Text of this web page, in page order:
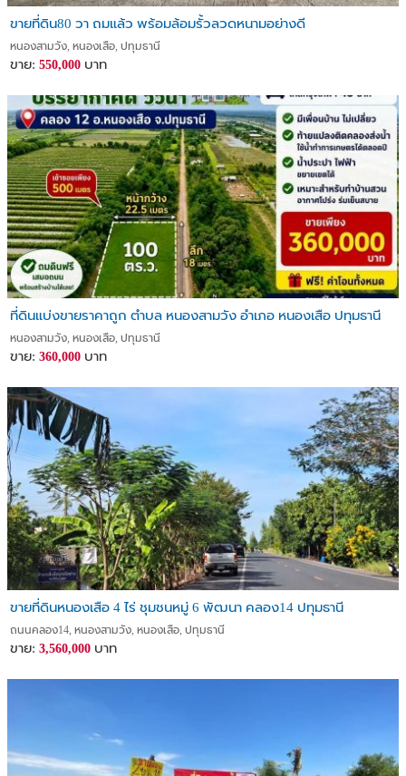
ขายที่ดิน80 วา ถมแล้ว พร้อมล้อมรั้วลวดหนามอย่างดี
หนองสามวัง, หนองเสือ, ปทุมธานี
ขาย: 550,000 บาท
ที่ดินแบ่งขายราคาถูก ตำบล หนองสามวัง อำเภอ หนองเสือ ปทุมธานี
หนองสามวัง, หนองเสือ, ปทุมธานี
ขาย: 360,000 บาท
ขายที่ดินหนองเสือ 4 ไร่ ชุมชนหมู่ 6 พัฒนา คลอง14 ปทุมธานี
ถนนคลอง14, หนองสามวัง, หนองเสือ, ปทุมธานี
ขาย: 3,560,000 บาท